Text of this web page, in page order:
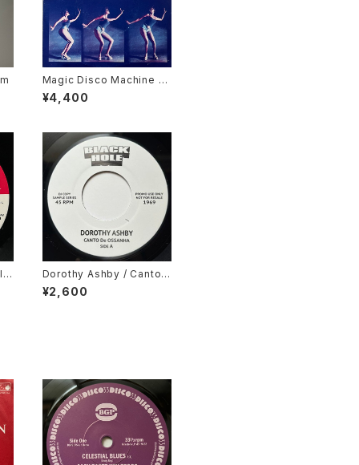
Magic Disco Machine /
Scratchin'
¥4,400
Dorothy Ashby / Canto
De Ossanha, Cause I Ne
ed It
¥2,600